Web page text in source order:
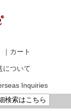
｜カート
について
Inquiries
検索はこちら